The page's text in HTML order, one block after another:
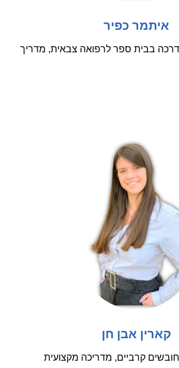
איתמר כפיר
בבית ספר לרפואה צבאית, מדריך
קארין אבן חן
קרביים, מדריכה מקצועית